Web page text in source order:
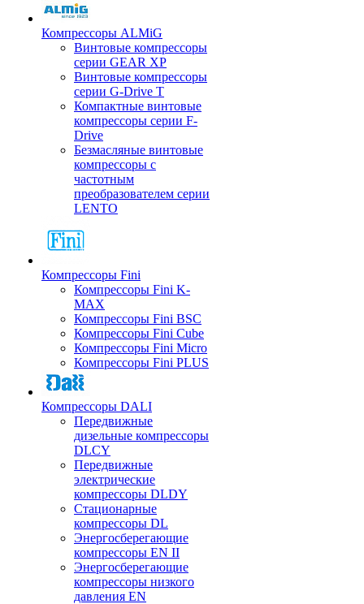
Компрессоры ALMiG
Винтовые компрессоры
серии GEAR XP
Винтовые компрессоры
серии G-Drive T
Компактные винтовые
компрессоры серии F-
Drive
Безмасляные винтовые
компрессоры с
частотным
преобразователем серии
LENTO
Компрессоры Fini
Компрессоры Fini K-
MAX
Компрессоры Fini BSC
Компрессоры Fini Cube
Компрессоры Fini Micro
Компрессоры Fini PLUS
Компрессоры DALI
Передвижные
дизельные компрессоры
DLCY
Передвижные
электрические
компрессоры DLDY
Стационарные
компрессоры DL
Энергосберегающие
компрессоры EN II
Энергосберегающие
компрессоры низкого
давления EN